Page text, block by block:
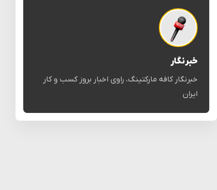
خبرنگار
خبرنگار کافه مارکتینگ، راوی اخبار بروز کسب و کار
ایران